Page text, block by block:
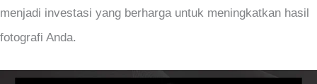
menjadi investasi yang berharga untuk meningkatkan hasil
fotografi Anda.